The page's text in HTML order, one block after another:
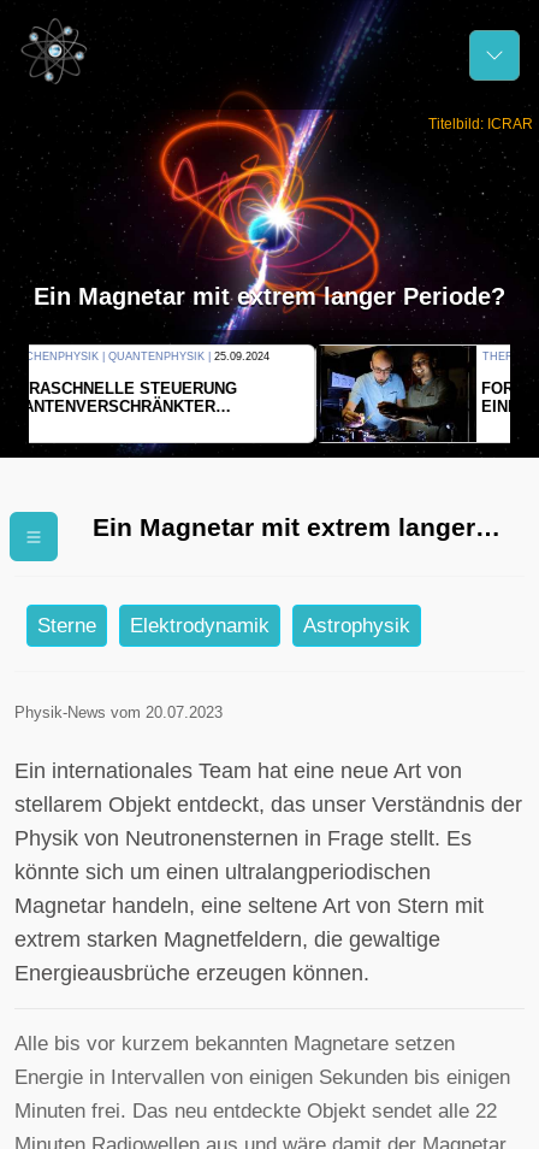
Titelbild: ICRAR
Ein Magnetar mit extrem langer Periode?
THERMODYNAMIK | WELLENLEHRE | 23.09.2024
FORSCHER ERZEUGEN
EINDIMENSIONALES GAS AUS LICHT
Ein Magnetar mit extrem langer
Sterne Elektrodynamik Astrophysik
Physik-News vom 20.07.2023
Ein internationales Team hat eine neue Art von
stellarem Objekt entdeckt, das unser Verständnis der
Physik von Neutronensternen in Frage stellt. Es
könnte sich um einen ultralangperiodischen
Magnetar handeln, eine seltene Art von Stern mit
extrem starken Magnetfeldern, die gewaltige
Energieausbrüche erzeugen können.
Alle bis vor kurzem bekannten Magnetare setzen
Energie in Intervallen von einigen Sekunden bis einigen
Minuten frei. Das neu entdeckte Objekt sendet alle 22